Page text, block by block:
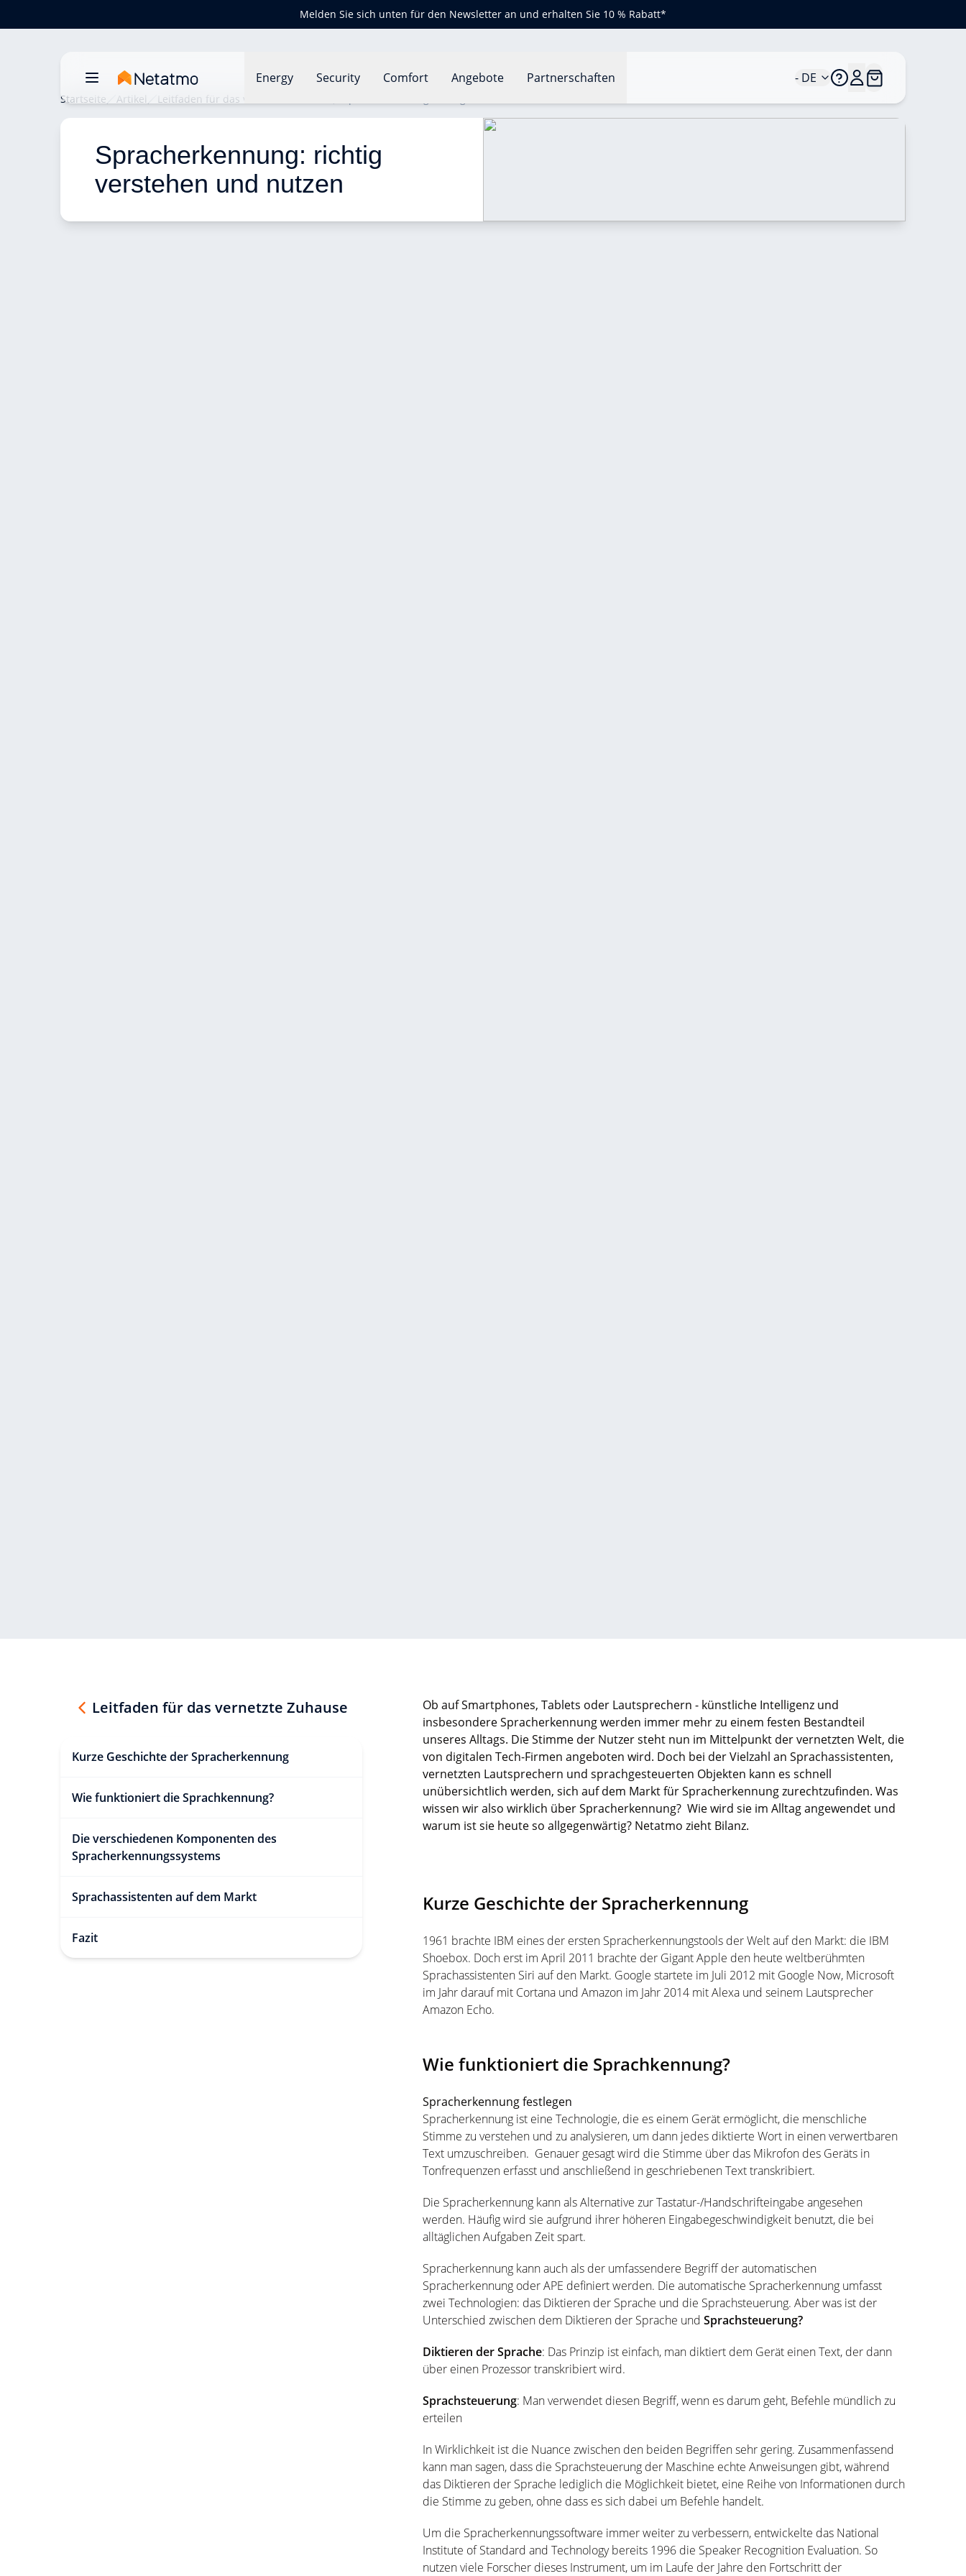
Melden Sie sich unten für den Newsletter an und erhalten Sie 10 % Rabatt*
Energy Security Comfort Angebote Partnerschaften - DE
Startseite Artikel Leitfaden für das vernetzte Zuhause
Spracherkennung: richtig
verstehen und nutzen
Leitfaden für das vernetzte Zuhause
Kurze Geschichte der Spracherkennung
Wie funktioniert die Sprachkennung?
Die verschiedenen Komponenten des
Spracherkennungssystems
Sprachassistenten auf dem Markt
Fazit
Ob auf Smartphones, Tablets oder Lautsprechern - künstliche Intelligenz und
insbesondere Spracherkennung werden immer mehr zu einem festen Bestandteil
unseres Alltags. Die Stimme der Nutzer steht nun im Mittelpunkt der vernetzten Welt, die
von digitalen Tech-Firmen angeboten wird. Doch bei der Vielzahl an Sprachassistenten,
vernetzten Lautsprechern und sprachgesteuerten Objekten kann es schnell
unübersichtlich werden, sich auf dem Markt für Spracherkennung zurechtzufinden. Was
wissen wir also wirklich über Spracherkennung? Wie wird sie im Alltag angewendet und
warum ist sie heute so allgegenwärtig? Netatmo zieht Bilanz.
Kurze Geschichte der Spracherkennung
1961 brachte IBM eines der ersten Spracherkennungstools der Welt auf den Markt: die IBM
Shoebox. Doch erst im April 2011 brachte der Gigant Apple den heute weltberühmten
Sprachassistenten Siri auf den Markt. Google startete im Juli 2012 mit Google Now, Microsoft
im Jahr darauf mit Cortana und Amazon im Jahr 2014 mit Alexa und seinem Lautsprecher
Amazon Echo.
Wie funktioniert die Sprachkennung?
Spracherkennung festlegen
Spracherkennung ist eine Technologie, die es einem Gerät ermöglicht, die menschliche
Stimme zu verstehen und zu analysieren, um dann jedes diktierte Wort in einen verwertbaren
Text umzuschreiben. Genauer gesagt wird die Stimme über das Mikrofon des Geräts in
Tonfrequenzen erfasst und anschließend in geschriebenen Text transkribiert.
Die Spracherkennung kann als Alternative zur Tastatur-/Handschrifteingabe angesehen
werden. Häufig wird sie aufgrund ihrer höheren Eingabegeschwindigkeit benutzt, die bei
alltäglichen Aufgaben Zeit spart.
Spracherkennung kann auch als der umfassendere Begriff der automatischen
Spracherkennung oder APE definiert werden. Die automatische Spracherkennung umfasst
zwei Technologien: das Diktieren der Sprache und die Sprachsteuerung. Aber was ist der
Unterschied zwischen dem Diktieren der Sprache und Sprachsteuerung?
Diktieren der Sprache: Das Prinzip ist einfach, man diktiert dem Gerät einen Text, der dann
über einen Prozessor transkribiert wird.
Sprachsteuerung: Man verwendet diesen Begriff, wenn es darum geht, Befehle mündlich zu
erteilen
In Wirklichkeit ist die Nuance zwischen den beiden Begriffen sehr gering. Zusammenfassend
kann man sagen, dass die Sprachsteuerung der Maschine echte Anweisungen gibt, während
das Diktieren der Sprache lediglich die Möglichkeit bietet, eine Reihe von Informationen durch
die Stimme zu geben, ohne dass es sich dabei um Befehle handelt.
Um die Spracherkennungssoftware immer weiter zu verbessern, entwickelte das National
Institute of Standard and Technology bereits 1996 die Speaker Recognition Evaluation. So
nutzen viele Forscher dieses Instrument, um im Laufe der Jahre den Fortschritt der